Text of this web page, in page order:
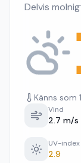
Delvis
Känns som
Vind
2.7 m/s
UV-index
2.9